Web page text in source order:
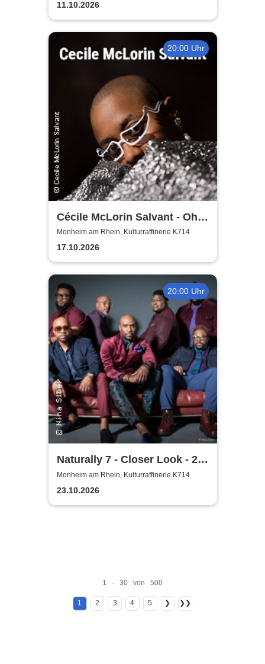
11.10.2026
20:00 Uhr
Cécile McLorin Salvant - Oh
Snap - Germany 2026
Monheim am Rhein, Kulturraffinerie K714
17.10.2026
20:00 Uhr
Naturally 7 - Closer Look - 25
Years of Naturally 7
Monheim am Rhein, Kulturraffinerie K714
23.10.2026
1 - 30 von 500
1 2 3 4 5 ❯ ❯❯